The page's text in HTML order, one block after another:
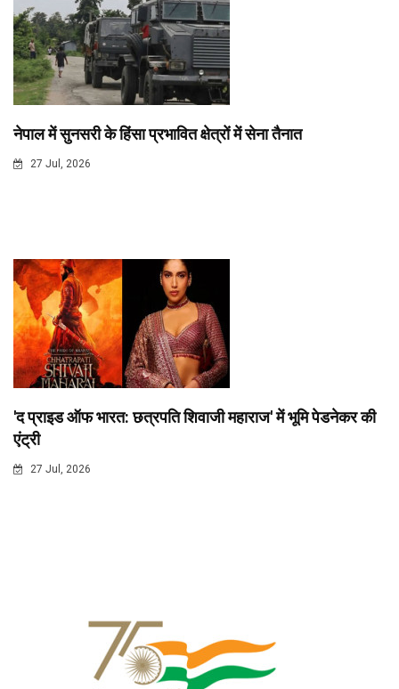
नेपाल में सुनसरी के हिंसा प्रभावित क्षेत्रों में सेना तैनात
27 Jul, 2026
'द प्राइड ऑफ भारत: छत्रपति शिवाजी महाराज' में भूमि पेडनेकर की
एंट्री
27 Jul, 2026